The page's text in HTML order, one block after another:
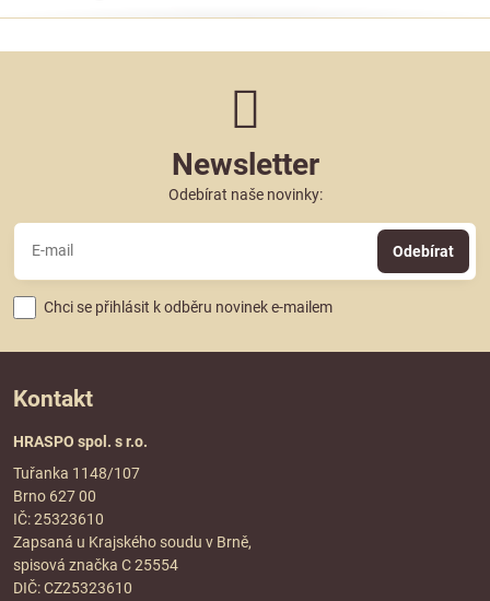
Newsletter
Odebírat naše novinky:
Odebírat
Chci se přihlásit k odběru novinek e-mailem
Kontakt
HRASPO spol. s r.o.
Tuřanka 1148/107
Brno 627 00
IČ: 25323610
Zapsaná u Krajského soudu v Brně,
spisová značka C 25554
DIČ: CZ25323610